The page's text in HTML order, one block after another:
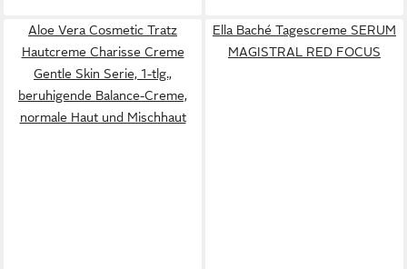
Aloe Vera Cosmetic Tratz
Hautcreme Charisse Creme
Gentle Skin Serie, 1-tlg.,
beruhigende Balance-Creme,
normale Haut und Mischhaut
Ella Baché Tagescreme SERUM
MAGISTRAL RED FOCUS